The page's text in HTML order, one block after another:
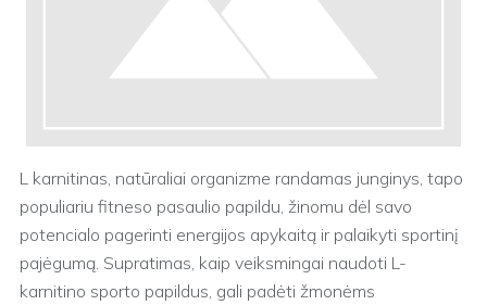
L karnitinas, natūraliai organizme randamas junginys, tapo
populiariu fitneso pasaulio papildu, žinomu dėl savo
potencialo pagerinti energijos apykaitą ir palaikyti sportinį
pajėgumą. Supratimas, kaip veiksmingai naudoti L-
karnitino sporto papildus, gali padėti žmonėms